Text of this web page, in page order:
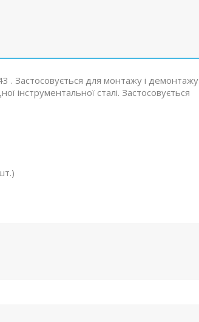
. Застосовується для монтажу і демонтажу
інструментальної сталі. Застосовується